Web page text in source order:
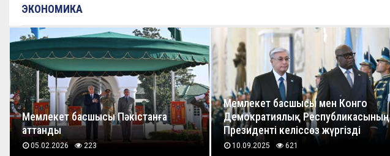
ЭКОНОМИКА
Мемлекет басшысы Пәкістанға
аттанды
05.02.2026 223
Мемлекет басшысы мен Конго
Демократиялық Республикасының
Президенті келіссөз жүргізді
10.09.2025 621